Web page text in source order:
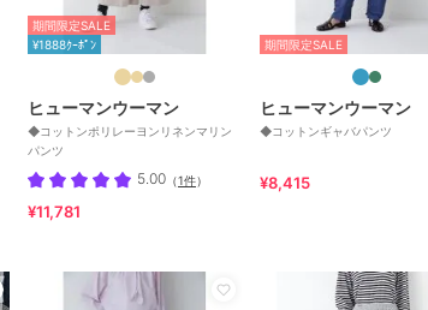
期間限定SALE
¥1888ｸｰﾎﾟﾝ
ヒューマンウーマン
◆コットンポリレーヨンリネンマリン
パンツ
5.00 （1件）
¥11,781
期間限定SALE
ヒューマンウーマン
◆コットンギャバパンツ
¥8,415